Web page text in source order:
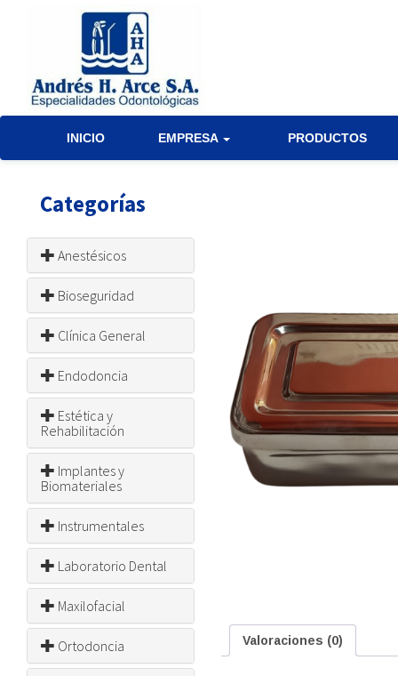
INICIO EMPRESA PRODUCTOS
Categorías
Anestésicos
Bioseguridad
Clínica General
Endodoncia
Estética y
Rehabilitación
Implantes y
Biomateriales
Instrumentales
Laboratorio Dental
Maxilofacial
Ortodoncia Valoraciones (0)